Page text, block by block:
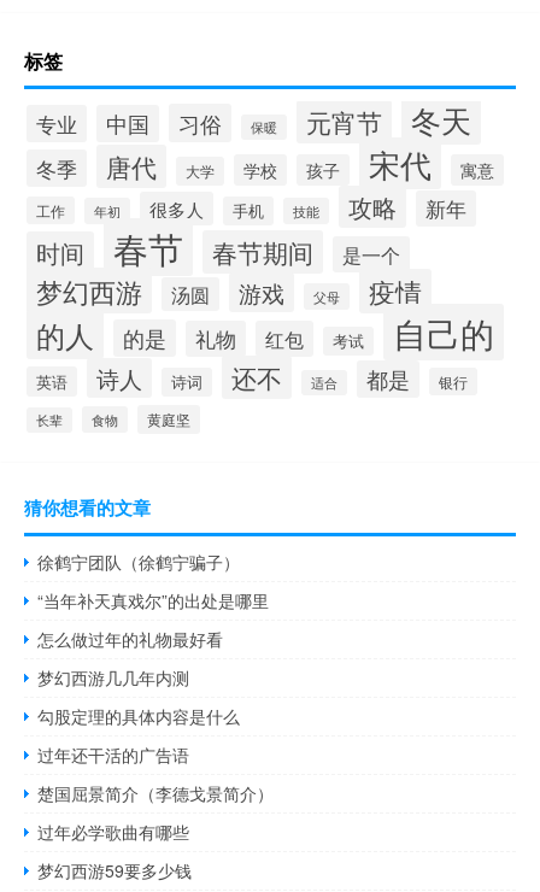
标签
专业 中国 习俗 保暖 元宵节 冬天
冬季 唐代 大学 学校 孩子 宋代 寓意
工作 年初 很多人 手机 技能 攻略 新年
时间 春节 春节期间 是一个
梦幻西游 汤圆 游戏 父母 疫情
的人 的是 礼物 红包 考试 自己的
英语 诗人 诗词 还不 适合 都是 银行
长辈 食物 黄庭坚
猜你想看的文章
徐鹤宁团队（徐鹤宁骗子）
“当年补天真戏尔”的出处是哪里
怎么做过年的礼物最好看
梦幻西游几几年内测
勾股定理的具体内容是什么
过年还干活的广告语
楚国屈景简介（李德戈景简介）
过年必学歌曲有哪些
梦幻西游59要多少钱